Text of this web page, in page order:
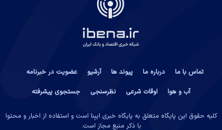
تماس با ما درباره ما پیوند ها آرشیو
عضویت در خبرنامه
آب و هوا
اوقات شرعی نظرسنجی جستجوی پیشرفته
کلیه حقوق این پایگاه متعلق به پایگاه خبری ایبِنا است و استفاده از اخبار و محتوا
با ذکر منبع مجاز است.